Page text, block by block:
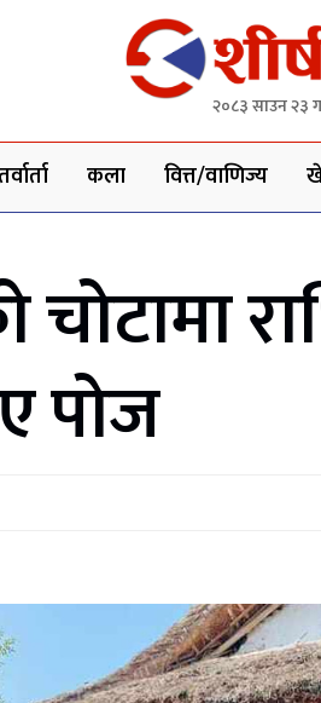
२०८३ साउन २३
कला वित्त/वाणिज्य
चोटामा
पोज